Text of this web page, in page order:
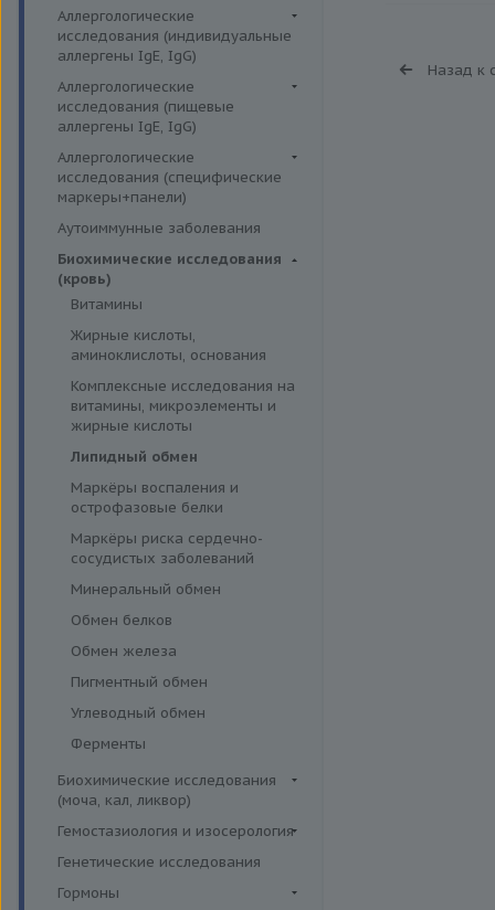
Аллергены животных
Аллергены пыльцы
Бытовые аллергены
Пищевые аллегрены
Аллергологические
исследования (индивидуальные
аллергены IgE, IgG)
Аллергены гельминтов IgE
Аллергены деревьев IgE, IgG
Аллергены металлов IgE
Аллергены сорных трав IgE
Аллергены трав IgE
Бытовые аллергены IgE, IgG
Инсектные аллергены IgE
Лекарственные аллергены IgE,
IgG
Прочие аллергены IgE, IgG
Аллергологические
исследования (пищевые
аллергены IgE, IgG)
Пищевые аллегрены IgE
Пищевые аллегрены IgG
Аллергологические
исследования (специфические
маркеры+панели)
Неспецифические маркеры
аллергических реакций
Определение специфических
иммуноглобулинов класса G
иммуноглобулинов класса Е
Прогнозирование
эффективности АСИТ
Симптомные профили
Скрининговые исследования
Аутоиммунные заболевания
Биохимические исследования
(кровь)
Витамины
Жирные кислоты,
аминоклислоты, основания
Комплексные исследования на
витамины, микроэлементы и
жирные кислоты
Липидный обмен
Маркёры воспаления и
острофазовые белки
Маркёры риска сердечно-
сосудистых заболеваний
Минеральный обмен
Обмен белков
Обмен железа
Пигментный обмен
Углеводный обмен
Ферменты
Биохимические исследования
(моча, кал, ликвор)
Ликвор
Гемостазиология и изосерология
Гемостазиология
Иммуногематология
Генетические исследования
Гормоны
Назад к